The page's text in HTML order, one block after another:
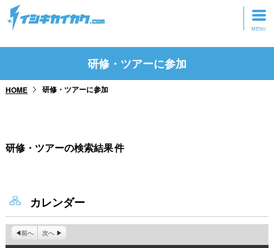
トップページ
研修・ツアーに参加
研修・ツアーに参加
HOME 研修・ツアーに参加
研修・ツアーの検索結果件
カレンダー
前へ 次へ